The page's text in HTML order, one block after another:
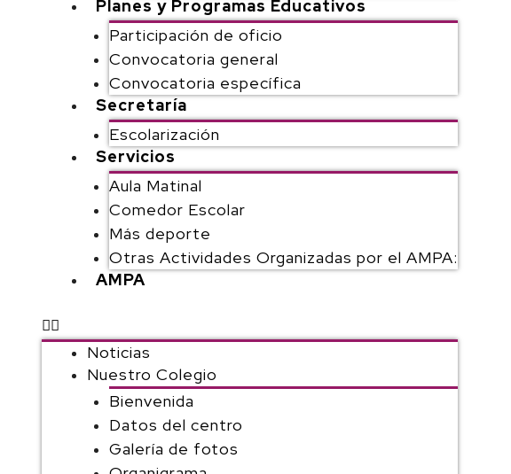
Planes y Programas Educativos
Participación de oficio
Convocatoria general
Convocatoria específica
Secretaría
Escolarización
Servicios
Aula Matinal
Comedor Escolar
Más deporte
Otras Actividades Organizadas por el AMPA:
AMPA
Noticias
Nuestro Colegio
Bienvenida
Datos del centro
Galería de fotos